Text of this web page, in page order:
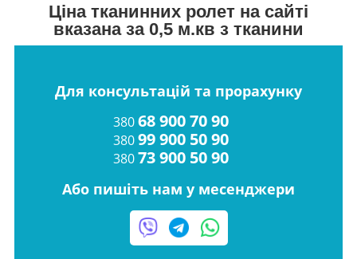
Ціна тканинних ролет на сайті
вказана за 0,5 м.кв з тканини
Для консультацій та прорахунку
38068 900 70 90
38099 900 50 90
38073 900 50 90
Або пишіть нам у месенджери